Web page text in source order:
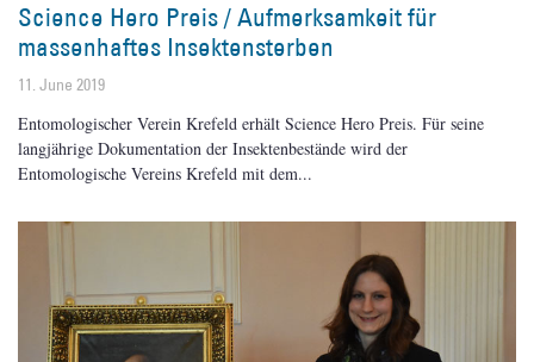
Science Hero Preis / Aufmerksamkeit für
massenhaftes Insektensterben
11. June 2019
Entomologischer Verein Krefeld erhält Science Hero Preis. Für seine
langjährige Dokumentation der Insektenbestände wird der
Entomologische Vereins Krefeld mit dem